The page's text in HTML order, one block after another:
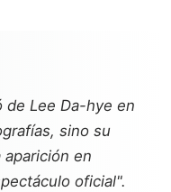
de Lee Da-hye en
sino su
en
oficial".